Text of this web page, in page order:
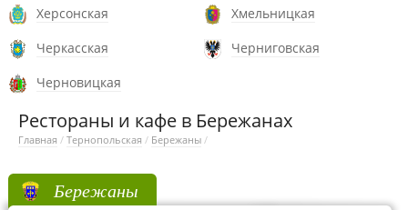
Херсонская
Хмельницкая
Черкасская
Черниговская
Черновицкая
Рестораны и кафе в Бережанах
Главная / Тернопольская / Бережаны /
Бережаны